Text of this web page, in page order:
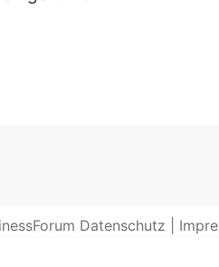
Datenschutz